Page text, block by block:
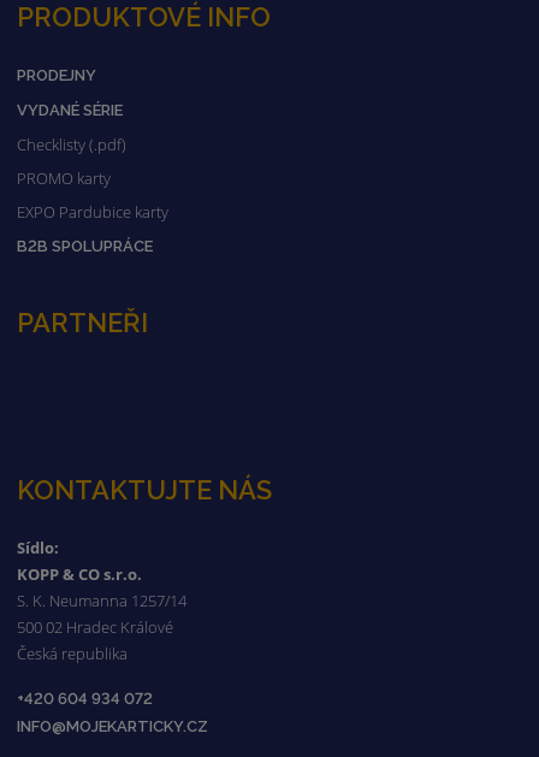
PRODUKTOVÉ INFO
PRODEJNY
VYDANÉ SÉRIE
Checklisty (.pdf)
PROMO karty
EXPO Pardubice karty
B2B SPOLUPRÁCE
PARTNEŘI
KONTAKTUJTE NÁS
Sídlo:
KOPP & CO s.r.o.
S. K. Neumanna 1257/14
500 02 Hradec Králové
Česká republika
+420 604 934 072
INFO@MOJEKARTICKY.CZ